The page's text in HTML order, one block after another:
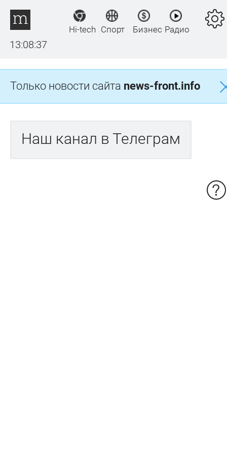
13:08:37
Hi-tech Спорт Бизнес Радио
Только новости сайта news-front.info
Наш канал в Телеграм